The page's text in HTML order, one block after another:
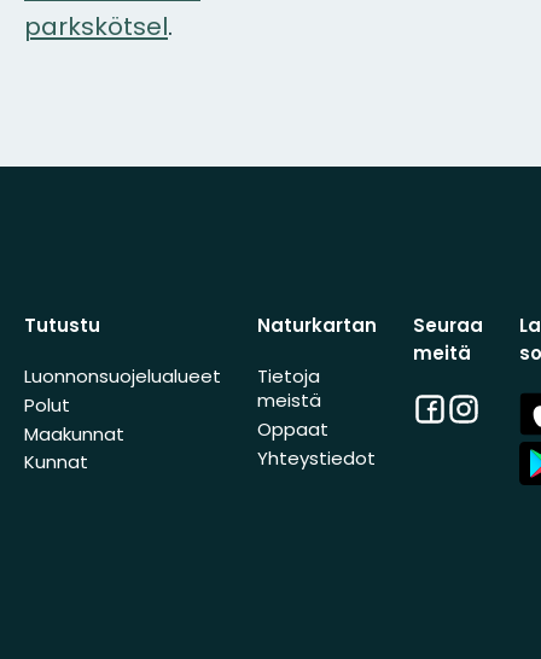
parkskötsel.
Tutustu
Luonnonsuojelualueet
Polut
Maakunnat
Kunnat
Naturkartan
Tietoja
meistä
Oppaat
Yhteystiedot
Seuraa
meitä
Facebook